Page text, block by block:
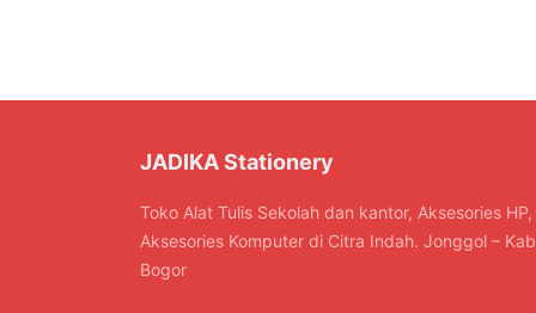
JADIKA Stationery
Toko Alat Tulis Sekolah dan kantor, Aksesories HP,
Aksesories Komputer di Citra Indah. Jonggol – Kab
Bogor